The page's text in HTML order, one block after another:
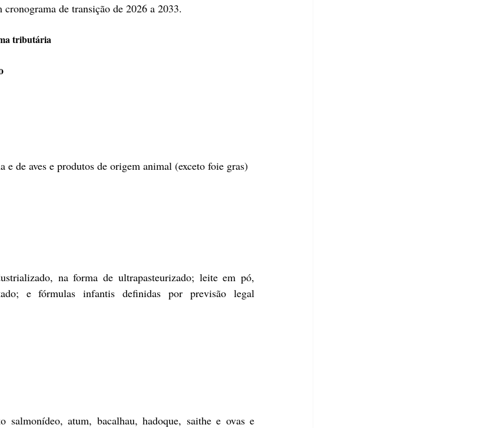
de transição de 2026 a 2033.
tributária
e de aves e produtos de origem animal (exceto foie gras)
na forma de ultrapasteurizado; leite em pó,
e fórmulas infantis definidas por previsão legal
salmonídeo, atum, bacalhau, hadoque, saithe e ovas e